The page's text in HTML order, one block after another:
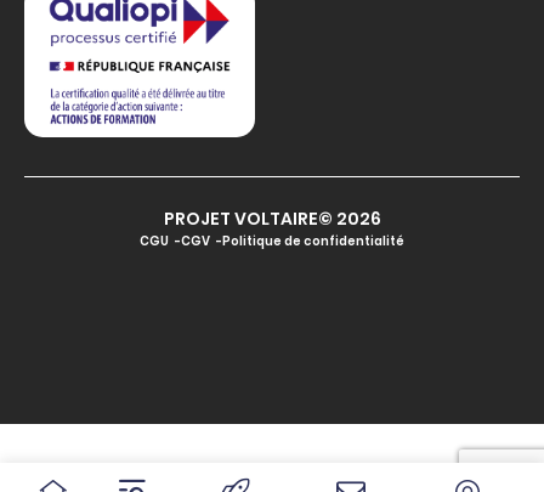
PROJET VOLTAIRE© 2026
CGU CGV Politique de confidentialité